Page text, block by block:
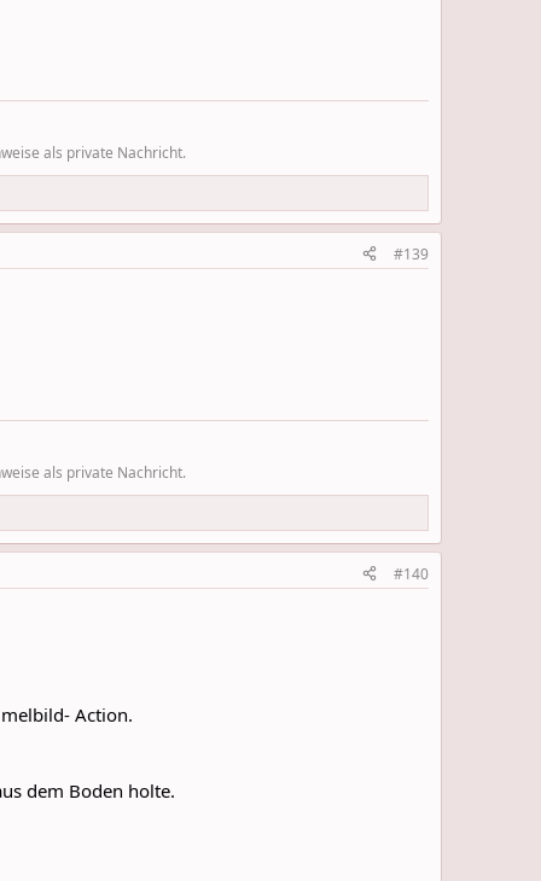
als private Nachricht.
#139
als private Nachricht.
#140
Action.
dem Boden holte.